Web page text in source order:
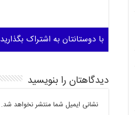
با دوستانتان به اشتراک بگذارید
دیدگاهتان را بنویسید
نشانی ایمیل شما منتشر نخواهد شد.